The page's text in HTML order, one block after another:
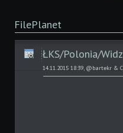
FilePlanet
ŁKS/Polonia/
14.11.2015 18:39, @bartekr &